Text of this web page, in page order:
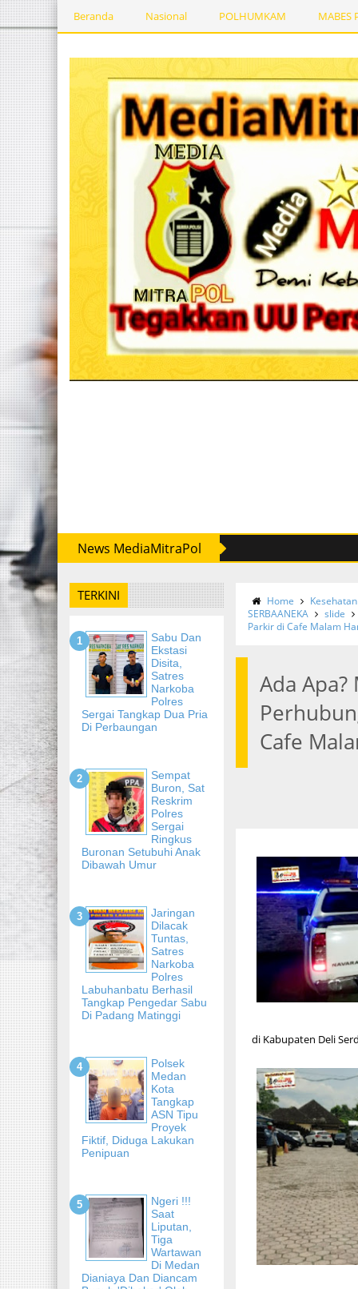
Beranda Nasional POLHUMKAM MABES
News MediaMitraPol
TERKINI
Sabu Dan
Ekstasi
Disita,
Satres
Narkoba
Polres
Sergai Tangkap Dua Pria
Di Perbaungan
Sempat
Buron, Sat
Reskrim
Polres
Sergai
Ringkus
Buronan Setubuhi Anak
Dibawah Umur
Jaringan
Dilacak
Tuntas,
Satres
Narkoba
Polres
Labuhanbatu Berhasil
Tangkap Pengedar Sabu
Di Padang Matinggi
Polsek
Medan
Kota
Tangkap
ASN Tipu
Proyek
Fiktif, Diduga Lakukan
Penipuan
Ngeri !!!
Saat
Liputan,
Tiga
Wartawan
Di Medan
Dianiaya Dan Diancam
Home Kesehatan
SERBAANEKA
slide
Parkir di Cafe Malam
Ada
Cafe
di Kabupaten Deli